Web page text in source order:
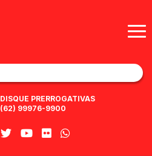
DISQUE PRERROGATIVAS
(62) 99976-9900